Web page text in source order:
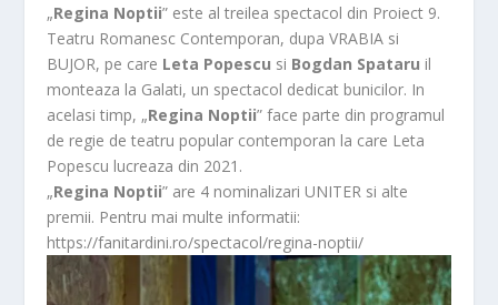
„Regina Noptii” este al treilea spectacol din Proiect 9.
Teatru Romanesc Contemporan, dupa VRABIA si
BUJOR, pe care Leta Popescu si Bogdan Spataru il
monteaza la Galati, un spectacol dedicat bunicilor. In
acelasi timp, „Regina Noptii” face parte din programul
de regie de teatru popular contemporan la care Leta
Popescu lucreaza din 2021.
„Regina Noptii” are 4 nominalizari UNITER si alte
premii. Pentru mai multe informatii:
https://fanitardini.ro/spectacol/regina-noptii/